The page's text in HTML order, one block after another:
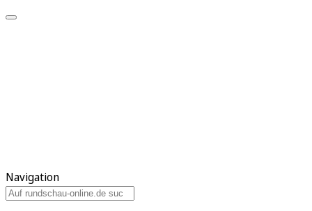
Navigation